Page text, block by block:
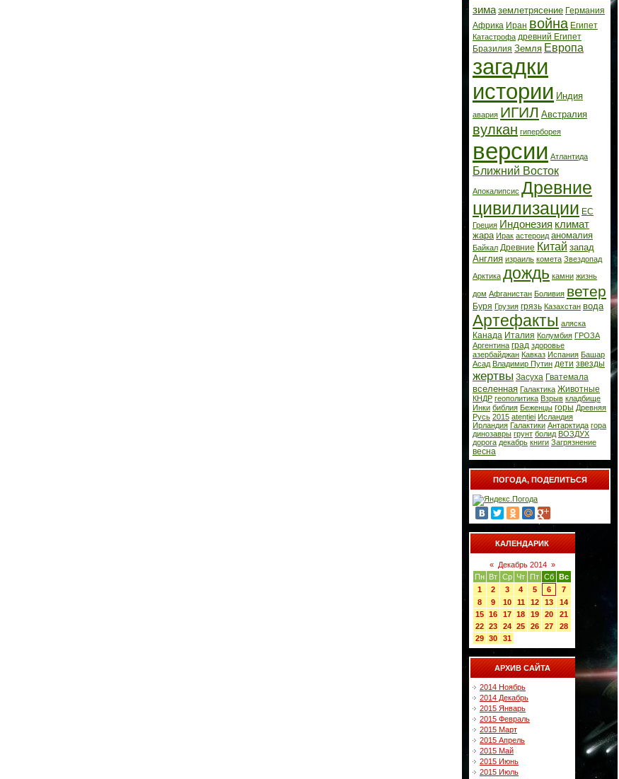
зима землетрясение Германия
Африка Иран война Египет
Катастрофа древний Египет
Бразилия Земля Европа
загадки
истории Индия
авария ИГИЛ Австралия
вулкан гиперборея
версии Атлантида
Ближний Восток
Апокалипсис Древние
цивилизации ЕС
Греция Индонезия климат
жара Ирак астероид аномалия
Байкал Древние Китай запад
Англия израиль комета Звездопад
Арктика дождь камни жизнь
дом Афганистан Боливия ветер
Буря Грузия грязь Казахстан вода
Артефакты аляска
Канада Италия Колумбия ГРОЗА
Аргентина град здоровье
азербайджан Кавказ Испания Башар
Асад Владимир Путин дети звезды
жертвы Засуха Гватемала
вселенная Галактика Животные
КНДР геополитика Взрыв кладбище
Инки библия Беженцы горы Древняя
Русь 2015 atenției Исландия
Ирландия Галактики Антарктида гора
динозавры грунт болид ВОЗДУХ
дорога декабрь книги Загрязнение
весна
ПОГОДА, ПОДЕЛИТЬСЯ
КАЛЕНДАРИК
« Декабрь 2014 »
Пн Вт Ср Чт Пт Сб Вс
1
2 3 4 5 6
7
8
9 10 11 12 13
14
15 16 17 18 19 20
21
22 23 24 25 26 27
28
29 30 31
АРХИВ САЙТА
2014 Ноябрь
2014 Декабрь
2015 Январь
2015 Февраль
2015 Март
2015 Апрель
2015 Май
2015 Июнь
2015 Июль